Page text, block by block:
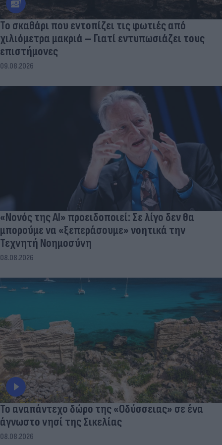
Το σκαθάρι που εντοπίζει τις φωτιές από
χιλιόμετρα μακριά – Γιατί εντυπωσιάζει τους
επιστήμονες
09.08.2026
«Νονός της AI» προειδοποιεί: Σε λίγο δεν θα
μπορούμε να «ξεπεράσουμε» νοητικά την
Τεχνητή Νοημοσύνη
08.08.2026
To αναπάντεχο δώρο της «Οδύσσειας» σε ένα
άγνωστο νησί της Σικελίας
08.08.2026